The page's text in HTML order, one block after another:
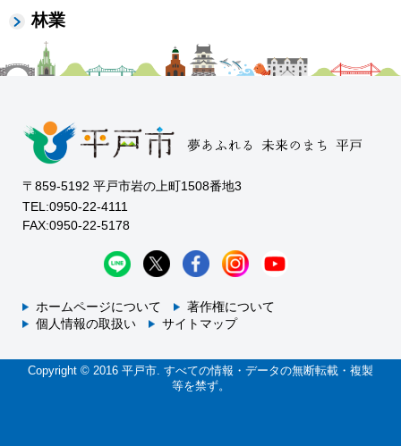
林業
〒859-5192 平戸市岩の上町1508番地3
TEL:0950-22-4111
FAX:0950-22-5178
ホームページについて
著作権について
個人情報の取扱い
サイトマップ
Copyright © 2016 平戸市. すべての情報・データの無断転載・複製
等を禁ず。